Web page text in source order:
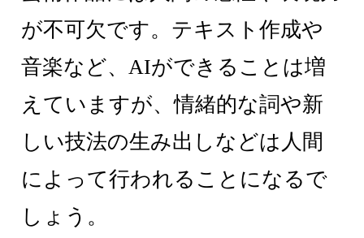
が不可欠です。テキスト作成や
音楽など、AIができることは増
えていますが、情緒的な詞や新
しい技法の生み出しなどは人間
によって行われることになるで
しょう。